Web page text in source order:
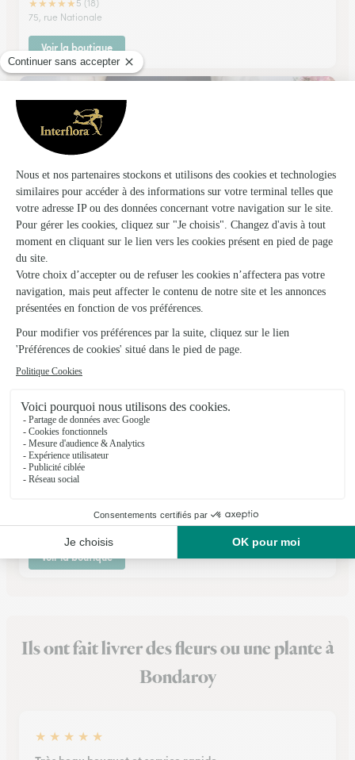
★★★★★ 5 (18)
75, rue Nationale
Voir la boutique
Tentations Fleurs
Trainou
★★
985 rue de la république
Voir la boutique
Pluie de Fleurs
4.7 (61)
11, Place du Marché
Voir la boutique
Ils ont fait livrer des fleurs ou une plante à
Bondaroy
★ ★ ★ ★ ★